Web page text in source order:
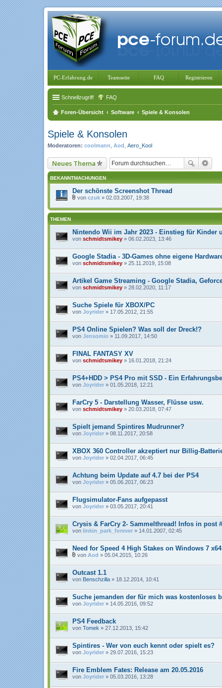
PC-Erfahrung.de Teamseite FAQ Registrieren
Schnellzugriff FAQ
Foren-Übersicht Software Spiele & Konsolen
Spiele & Konsolen
Moderatoren: coolmann Aod Aero_Kool
Neues Thema
BEKANNTMACHUNGEN
Der schönste Screenshot Thread
a
t
i
a
n
a
n
g
von czuk » 02.03.2007, 19:38
THEMEN
Nintendo Wii im Jahr 2023 - Einstieg für Kinder
von schmidtsmikey » 06.02.2023, 13:46
Google Stadia - 3D-Games ohne eigene
von schmidtsmikey » 25.11.2019, 15:08
Artikel Game Streaming - Google Stadia,
von schmidtsmikey » 28.02.2020, 11:17
Suche Spiele für XBOX/PC
von Joyrider » 17.05.2012, 21:55
PS4 Online Spielen? Was soll der Dreck!?
von Jensomio » 11.09.2017, 14:50
FINAL FANTASY XV
von schmidtsmikey » 16.01.2018, 21:24
PS4+HDD > PS4 Pro mit SSD - Ein
von Joyrider » 01.05.2018, 12:21
FarCry 5 - Darstellung Wasser, Flüsse usw.
von schmidtsmikey » 20.03.2018, 07:47
Spielt jemand Spintires Mudrunner?
von Joyrider » 08.11.2017, 20:58
XBOX 360 Controller akzeptiert nur Billig-
von Joyrider » 02.04.2017, 06:45
Achtung beim Update auf 4.7 bei der PS4
von Joyrider » 05.06.2017, 06:23
Flugsimulator-Fans aufgepasst
von Joyrider » 03.05.2017, 20:41
Crysis & FarCry 2- Sammelthread! Infos in post
von linkin_park_forever » 14.01.2007, 02:45
Need for Speed 4 High Stakes on Windows 7 x64
a
t
e
a
n
h
a
n
g
von Aod » 05.04.2015, 10:26
Outcast 1.1
von Benschzilla » 18.12.2014, 10:41
Suche jemanden der für mich was kostenloses
von Joyrider » 14.05.2016, 09:52
PS4 Feedback
von Tomek » 27.12.2013, 15:42
Spintires - Wer von euch kennt oder spielt es?
von Joyrider » 29.07.2016, 15:23
Fire Emblem Fates: Release am 20.05.2016
von Joyrider » 05.03.2016, 13:28